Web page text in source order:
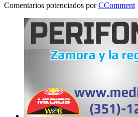
Comentarios potenciados porCComment